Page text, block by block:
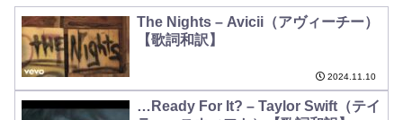
The Nights – Avicii（アヴィーチー）
【歌詞和訳】
2024.11.10
…Ready For It? – Taylor Swift（テイ